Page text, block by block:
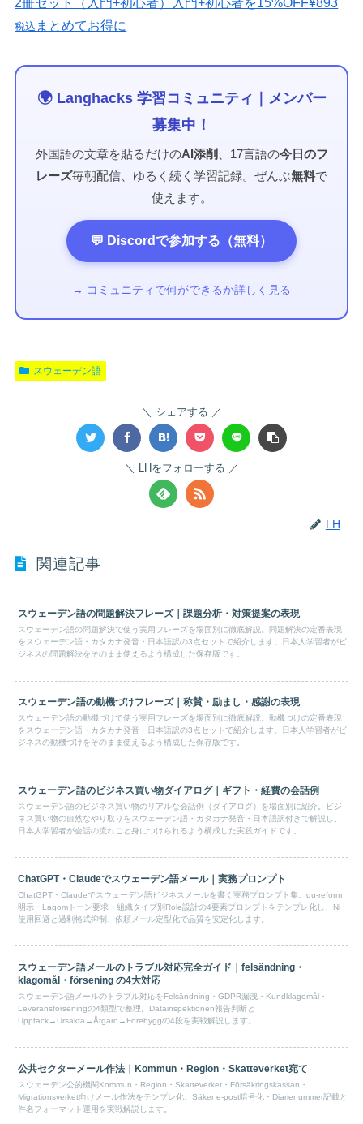
2冊セット（入門+初心者） 入門+初心者を15%OFF¥893
税込 まとめてお得に
🌍 Langhacks 学習コミュニティ｜メンバー
募集中！
外国語の文章を貼るだけのAI添削 、17言語の今日のフ
レーズ毎朝配信、ゆるく続く学習記録。ぜんぶ無料で
使えます。
💬 Discordで参加する（無料）
→ コミュニティで何ができるか詳しく見る
スウェーデン語
シェアする
LHをフォローする
LH
関連記事
スウェーデン語の問題解決フレーズ｜課題分析・対策提案の表現
スウェーデン語の問題解決で使う実用フレーズを場面別に徹底解説。問題解決の定番表現
をスウェーデン語・カタカナ発音・日本語訳の3点セットで紹介します。日本人学習者がビ
ジネスの問題解決をそのまま使えるよう構成した保存版です。
スウェーデン語の動機づけフレーズ｜称賛・励まし・感謝の表現
スウェーデン語の動機づけで使う実用フレーズを場面別に徹底解説。動機づけの定番表現
をスウェーデン語・カタカナ発音・日本語訳の3点セットで紹介します。日本人学習者がビ
ジネスの動機づけをそのまま使えるよう構成した保存版です。
スウェーデン語のビジネス買い物ダイアログ｜ギフト・経費の会話例
スウェーデン語のビジネス買い物のリアルな会話例（ダイアログ）を場面別に紹介。ビジ
ネス買い物の自然なやり取りをスウェーデン語・カタカナ発音・日本語訳付きで解説し、
日本人学習者が会話の流れごと身につけられるよう構成した実践ガイドです。
ChatGPT・Claudeでスウェーデン語メール｜実務プロンプト
ChatGPT・Claudeでスウェーデン語ビジネスメールを書く実務プロンプト集。du-reform
明示・Lagomトーン要求・組織タイプ別Role設計の4要素プロンプトをテンプレ化し、Ni
使用回避と過剰格式抑制、依頼メール定型化で品質を安定化します。
スウェーデン語メールのトラブル対応完全ガイド｜felsändning・
klagomål・försening の4大対応
スウェーデン語メールのトラブル対応をFelsändning・GDPR漏洩・Kundklagomål・
Leveransförseningの4類型で整理。Datainspektionen報告判断と
Upptäck→Ursäkta→Åtgärd→Förebyggの4段を実戦解説します。
公共セクターメール作法｜Kommun・Region・Skatteverket宛て
スウェーデン公的機関Kommun・Region・Skatteverket・Försäkringskassan・
Migrationsverket向けメール作法をテンプレ化。Säker e-post暗号化・Diarienummer記載と
件名フォーマット運用を実戦解説します。